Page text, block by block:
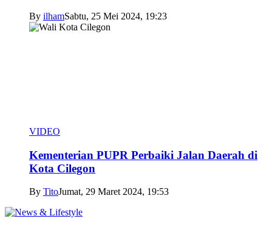
By ilhamSabtu, 25 Mei 2024, 19:23
VIDEO
Kementerian PUPR Perbaiki Jalan Daerah di
Kota Cilegon
By TitoJumat, 29 Maret 2024, 19:53